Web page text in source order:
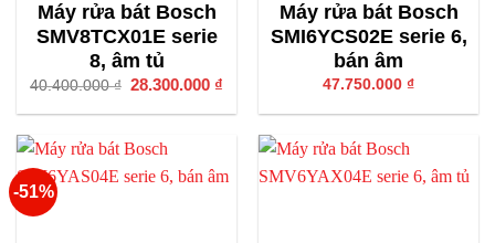
Máy rửa bát Bosch
SMV8TCX01E serie
8, âm tủ
40.400.000₫ Giá
là:
28.300.000 ₫
tại
28.300.000 ₫.
Máy rửa bát Bosch
SMI6YCS02E serie 6,
bán âm
47.750.000 ₫
-51%